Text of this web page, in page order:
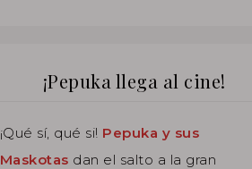
¡Pepuka llega al cine!
¡Qué sí, qué si! Pepuka y sus
Maskotas dan el salto a la gran